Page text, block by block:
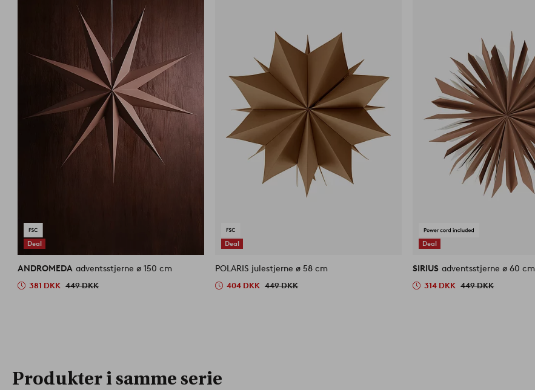
Deal
ANDROMEDA adventsstjerne ø 150 cm
381 DKK 449 DKK
Deal
POLARIS julestjerne ø 58 cm
404 DKK 449 DKK
Deal
SIRIUS adventsstjerne ø 60 cm
314 DKK 449 DKK
Produkter i samme serie